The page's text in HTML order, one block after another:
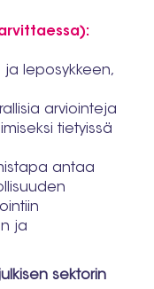
ja leposykkeen,
arviointeja
tietyissä
antaa
ja
sektorin